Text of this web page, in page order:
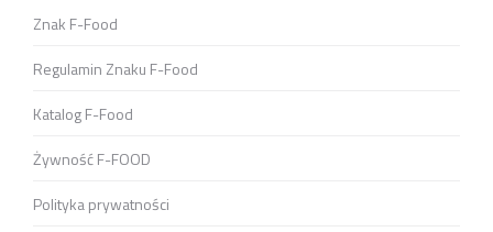
oknieoknieoknie
Znak F-Food
Regulamin Znaku F-Food
Katalog F-Food
Żywność F-FOOD
Polityka prywatności